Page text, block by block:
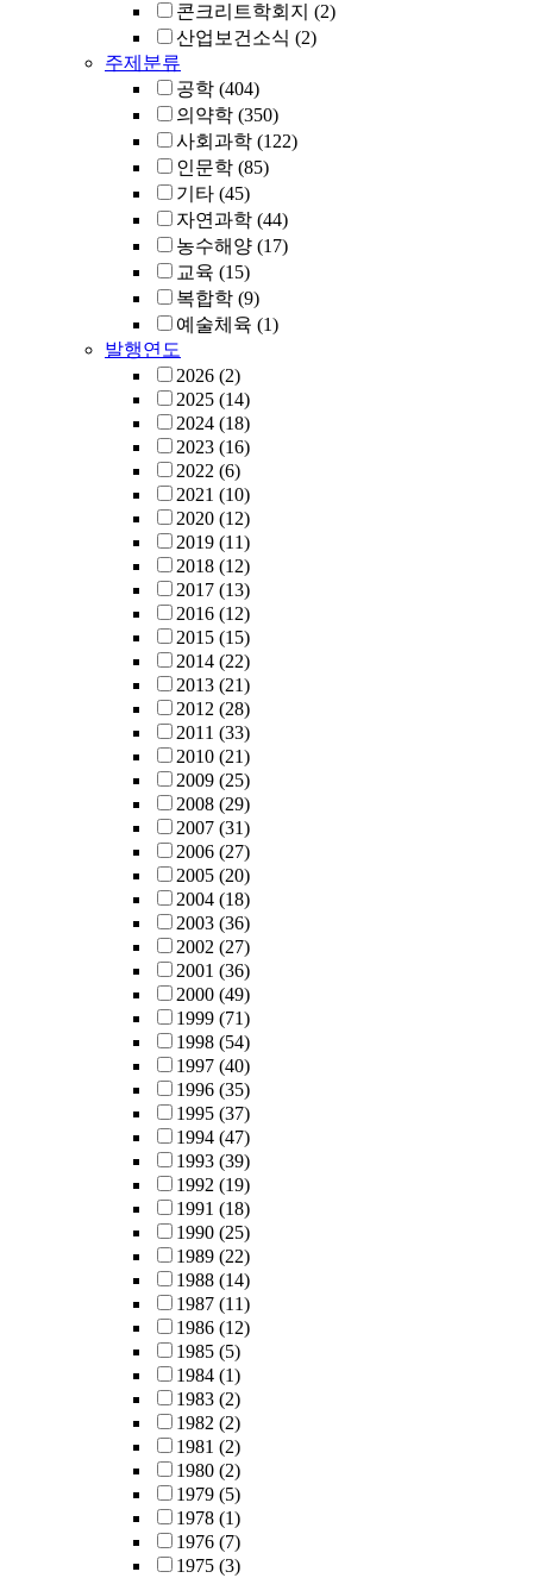
콘크리트학회지 (2)
산업보건소식 (2)
주제분류
공학 (404)
의약학 (350)
사회과학 (122)
인문학 (85)
기타 (45)
자연과학 (44)
농수해양 (17)
교육 (15)
복합학 (9)
예술체육 (1)
발행연도
2026 (2)
2025 (14)
2024 (18)
2023 (16)
2022 (6)
2021 (10)
2020 (12)
2019 (11)
2018 (12)
2017 (13)
2016 (12)
2015 (15)
2014 (22)
2013 (21)
2012 (28)
2011 (33)
2010 (21)
2009 (25)
2008 (29)
2007 (31)
2006 (27)
2005 (20)
2004 (18)
2003 (36)
2002 (27)
2001 (36)
2000 (49)
1999 (71)
1998 (54)
1997 (40)
1996 (35)
1995 (37)
1994 (47)
1993 (39)
1992 (19)
1991 (18)
1990 (25)
1989 (22)
1988 (14)
1987 (11)
1986 (12)
1985 (5)
1984 (1)
1983 (2)
1982 (2)
1981 (2)
1980 (2)
1979 (5)
1978 (1)
1976 (7)
1975 (3)